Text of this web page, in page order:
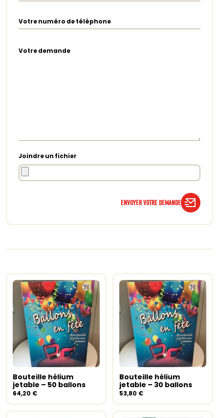
Votre numéro de téléphone
Votre demande
Joindre un fichier
ENVOYER VOTRE DEMANDE
Ajouter au panier
Bouteille hélium
jetable – 50 ballons
64,20 €
Ajouter au panier
Bouteille hélium
jetable – 30 ballons
53,80 €